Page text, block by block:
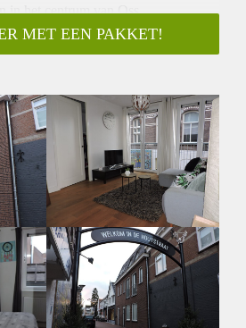
in het centrum van Oss.
etc liggen om de hoek.
Nijmegen, Tilburg en ’s-
g/w/e/internet.
MET EEN PAKKET!